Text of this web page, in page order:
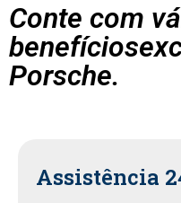
Conte com
Porsche.
Assistência